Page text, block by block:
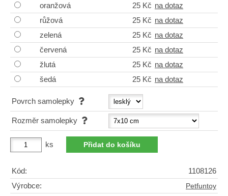
oranžová
25 Kč na dotaz
růžová
25 Kč na dotaz
zelená
25 Kč na dotaz
červená
25 Kč na dotaz
žlutá
25 Kč na dotaz
šedá
25 Kč na dotaz
Povrch samolepky
Rozměr samolepky
ks
Kód:
1108126
Výrobce:
Petfuntoy